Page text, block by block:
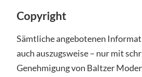
Copyright
Sämtliche angebotenen
auch auszugsweise – nur mit
Genehmigung von Baltzer